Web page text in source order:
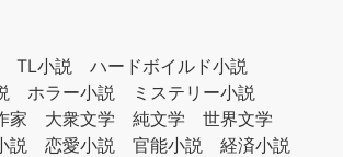
TL小説
ハードボイルド小説
ホラー小説
ミステリー小説
家 大衆文学 純文学
世界文学
説 恋愛小説 官能小説
経済小説